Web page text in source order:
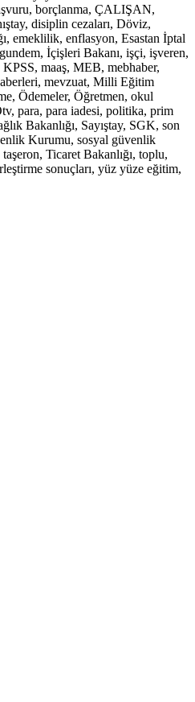
borçlanma, ÇALIŞAN,
disiplin cezaları, Döviz,
emeklilik, enflasyon, Esastan İptal
İçişleri Bakanı, işçi, işveren,
maaş, MEB, mebhaber,
mevzuat, Milli Eğitim
Ödemeler, Öğretmen, okul
para, para iadesi, politika, prim
Bakanlığı, Sayıştay, SGK, son
Kurumu, sosyal güvenlik
Ticaret Bakanlığı, toplu,
sonuçları, yüz yüze eğitim,